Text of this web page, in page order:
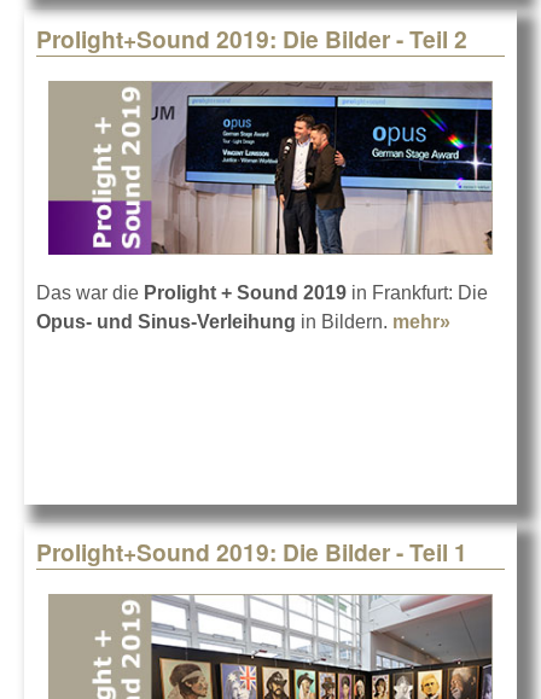
Prolight+Sound 2019: Die Bilder - Teil 2
Das war die Prolight + Sound 2019 in Frankfurt: Die
Opus- und Sinus-Verleihung in Bildern. mehr»
Prolight+Sound 2019: Die Bilder - Teil 1